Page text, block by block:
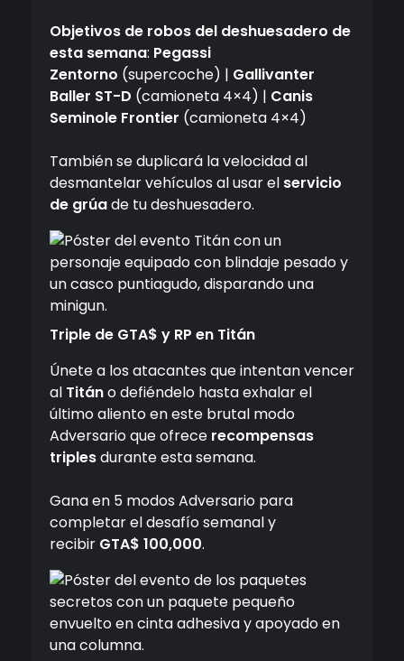
Objetivos de robos del deshuesadero de
esta semana: Pegassi
Zentorno (supercoche) | Gallivanter
Baller ST-D (camioneta 4×4) | Canis
Seminole Frontier (camioneta 4×4)
También se duplicará la velocidad al
desmantelar vehículos al usar el servicio
de grúade tu deshuesadero.
Triple de GTA$ y RP en Titán
Únete a los atacantes que intentan vencer
al Titáno defiéndelo hasta exhalar el
último aliento en este brutal modo
Adversario que ofrece recompensas
triplesdurante esta semana.
Gana en 5 modos Adversario para
completar el desafío semanal y
recibir GTA$ 100,000.